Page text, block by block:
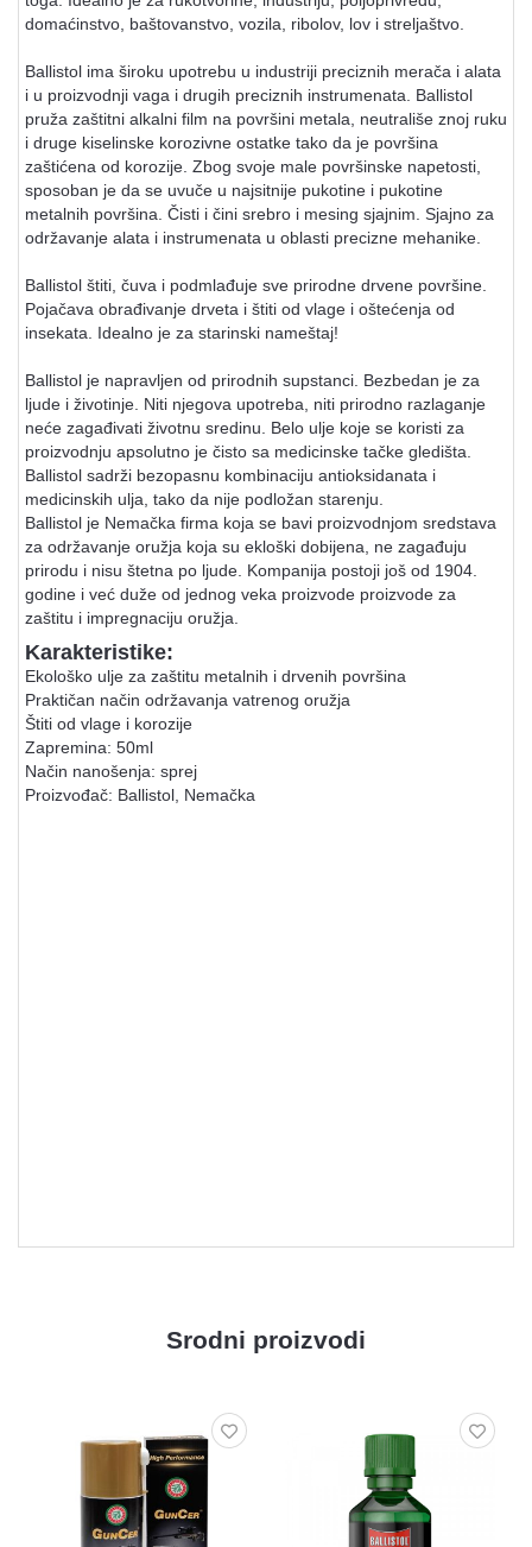
domaćinstvo, baštovanstvo, vozila, ribolov, lov i streljaštvo.
Ballistol ima široku upotrebu u industriji preciznih merača i alata
i u proizvodnji vaga i drugih preciznih instrumenata. Ballistol
pruža zaštitni alkalni film na površini metala, neutrališe znoj ruku
i druge kiselinske korozivne ostatke tako da je površina
zaštićena od korozije. Zbog svoje male površinske napetosti,
sposoban je da se uvuče u najsitnije pukotine i pukotine
metalnih površina. Čisti i čini srebro i mesing sjajnim. Sjajno za
održavanje alata i instrumenata u oblasti precizne mehanike.
Ballistol štiti, čuva i podmlađuje sve prirodne drvene površine.
Pojačava obrađivanje drveta i štiti od vlage i oštećenja od
insekata. Idealno je za starinski nameštaj!
Ballistol je napravljen od prirodnih supstanci. Bezbedan je za
ljude i životinje. Niti njegova upotreba, niti prirodno razlaganje
neće zagađivati životnu sredinu. Belo ulje koje se koristi za
proizvodnju apsolutno je čisto sa medicinske tačke gledišta.
Ballistol sadrži bezopasnu kombinaciju antioksidanata i
medicinskih ulja, tako da nije podložan starenju.
Ballistol je Nemačka firma koja se bavi proizvodnjom sredstava
za održavanje oružja koja su ekloški dobijena, ne zagađuju
prirodu i nisu štetna po ljude. Kompanija postoji još od 1904.
godine i već duže od jednog veka proizvode proizvode za
zaštitu i impregnaciju oružja.
Karakteristike:
Ekološko ulje za zaštitu metalnih i drvenih površina
Praktičan način održavanja vatrenog oružja
Štiti od vlage i korozije
Zapremina: 50ml
Način nanošenja: sprej
Proizvođač: Ballistol, Nemačka
Srodni proizvodi